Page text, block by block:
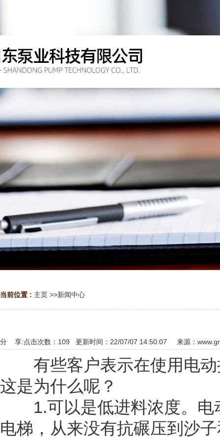
当前位置 : 主页 >>新闻中心
点击次数： 109 更新时间：22/07/07 14:50:07 来源：
分 享:
有些客户表示在使用电动
这是为什么呢？
1.可以是低进料浓度。电
电梯，从来没有抗碾压到沙